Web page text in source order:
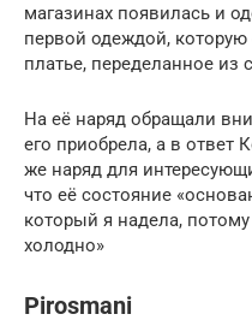
магазинах появилась и
первой одеждой,
платье, переделанное из
На её наряд обращали
его приобрела, а в ответ
же наряд для
что её состояние
который я надела,
холодно»
Pirosmani